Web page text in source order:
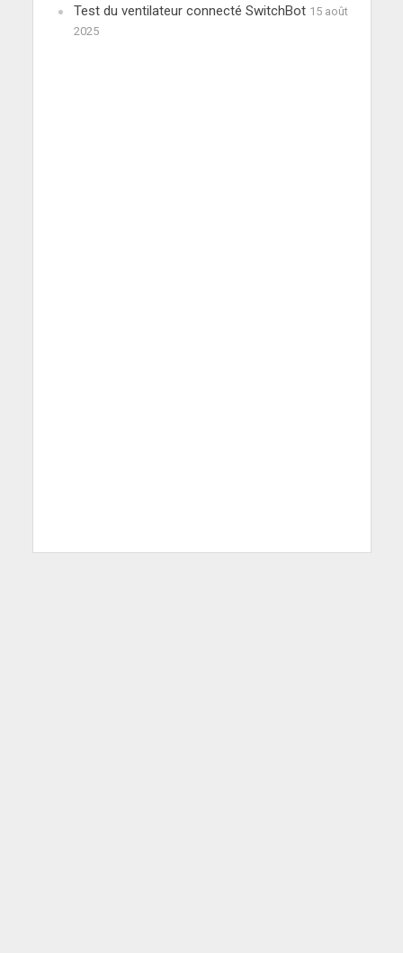
Test du ventilateur connecté SwitchBot 15 août
2025